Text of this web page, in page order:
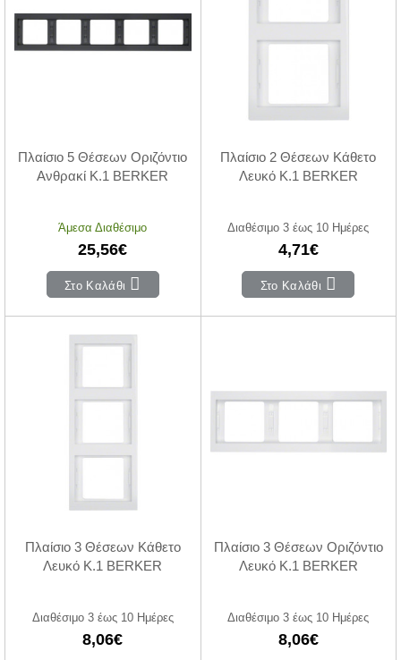
Πλαίσιο 5 Θέσεων Οριζόντιο
Ανθρακί K.1 BERKER
Άμεσα Διαθέσιμο
25,56€
Στο Καλάθι
Πλαίσιο 2 Θέσεων Κάθετο
Λευκό K.1 BERKER
Διαθέσιμο 3 έως 10 Ημέρες
4,71€
Στο Καλάθι
Πλαίσιο 3 Θέσεων Κάθετο
Λευκό K.1 BERKER
Διαθέσιμο 3 έως 10 Ημέρες
8,06€
Πλαίσιο 3 Θέσεων Οριζόντιο
Λευκό K.1 BERKER
Διαθέσιμο 3 έως 10 Ημέρες
8,06€